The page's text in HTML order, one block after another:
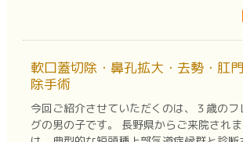
軟口蓋切除・鼻孔拡大・去勢・肛
除手術
今回ご紹介させていただくのは、３歳のフ
グの男の子です。 長野県からご来院され